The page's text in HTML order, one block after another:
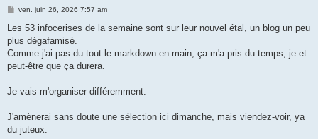
M
s
a
g
ven. juin 26, 2026 7:57 am
Les 53 infocerises de la semaine sont sur leur nouvel étal, un blog un peu
plus dégafamisé.
Comme j'ai pas du tout le markdown en main, ça m'a pris du temps, je et
peut-être que ça durera.
Je vais m'organiser différemment.
J'amènerai sans doute une sélection ici dimanche, mais viendez-voir, ya
du juteux.